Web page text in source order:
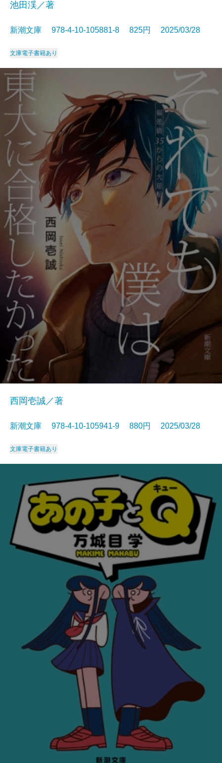
池田渓／著
新潮文庫 978-4-10-105881-8 825円 2025/03/28
文庫電子書籍あり
西岡壱誠／著
新潮文庫 978-4-10-105941-9 880円 2025/03/28
文庫電子書籍あり